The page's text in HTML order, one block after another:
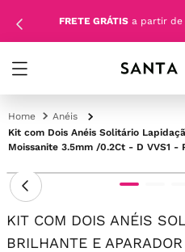
FRETE GRÁTIS a partir de
Anéis
Kit com Dois Anéis Solitário
Moissanite 3.5mm /0.2Ct - D VVS1 -
KIT COM DOIS ANÉIS
BRILHANTE E